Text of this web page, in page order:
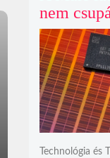
nem
akadály,
szilikát-
fenyegeti
Technológia és